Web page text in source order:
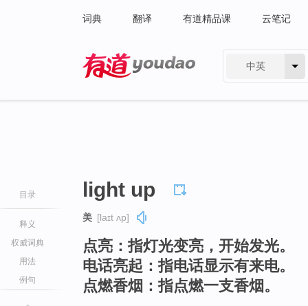
词典 翻译 有道精品课 云笔记
中英
目录
释义
权威词典
用法
例句
light up
美 [laɪt ʌp]
点亮：指灯光变亮，开始发光。
电话亮起：指电话显示有来电。
点燃香烟：指点燃一支香烟。